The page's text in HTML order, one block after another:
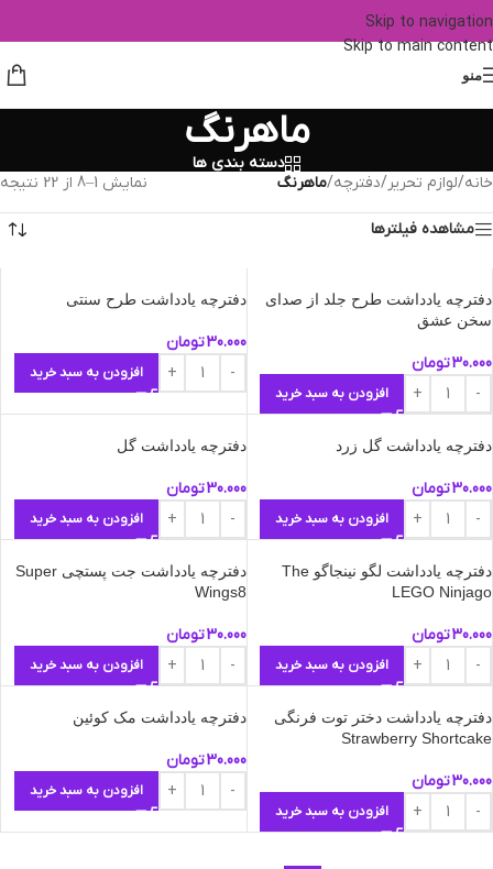
Skip to navigation
Skip to main content
منو
ماهرنگ
دسته بندی ها
خانه/لوازم تحریر/دفترچه/ماهرنگ نمایش 1–8 از 22 نتیجه
مشاهده فیلترها
دفترچه یادداشت طرح جلد از صدای
سخن عشق
30.000تومان
افزودن به سبد خرید
دفترچه یادداشت طرح سنتی
30.000تومان
افزودن به سبد خرید
دفترچه یادداشت گل زرد
30.000تومان
افزودن به سبد خرید
دفترچه یادداشت گل
30.000تومان
افزودن به سبد خرید
دفترچه یادداشت لگو نینجاگو The
LEGO Ninjago
30.000تومان
افزودن به سبد خرید
دفترچه یادداشت جت پستچی Super
Wings8
30.000تومان
افزودن به سبد خرید
دفترچه یادداشت دختر توت فرنگی
Strawberry Shortcake
30.000تومان
افزودن به سبد خرید
دفترچه یادداشت مک‌ کوئین
30.000تومان
افزودن به سبد خرید